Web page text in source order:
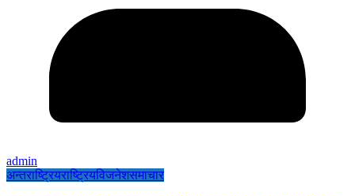
admin
अन्तराष्ट्रियराष्ट्रियविजनेशसमाचार